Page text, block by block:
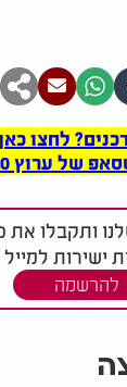
לחצו
ערוץ 2000 >>>
ותקבלו
ישירות למייל
להרשמה